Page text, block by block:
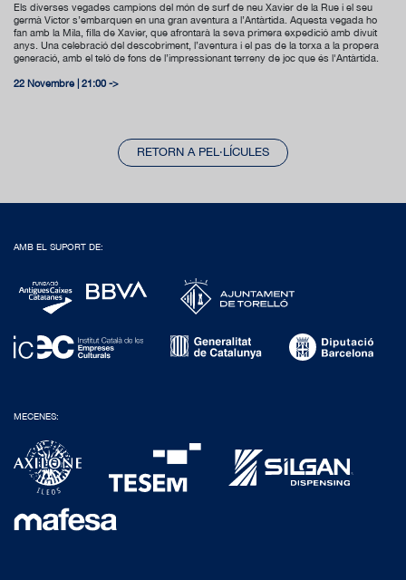
Els diverses vegades campions del món de surf de neu Xavier de la Rue i el seu
germà Victor s’embarquen en una gran aventura a l’Antàrtida. Aquesta vegada ho
fan amb la Mila, filla de Xavier, que afrontarà la seva primera expedició amb divuit
anys. Una celebració del descobriment, l’aventura i el pas de la torxa a la propera
generació, amb el teló de fons de l’impressionant terreny de joc que és l'Antàrtida.
22 Novembre | 21:00 ->
RETORN A PEL·LÍCULES
AMB EL SUPORT DE:
MECENES: